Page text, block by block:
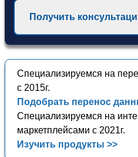
Получить
Специализируемся на
с 2015г.
Подобрать перенос
Специализируемся на
маркетплейсами с 2021г.
Изучить продукты >>